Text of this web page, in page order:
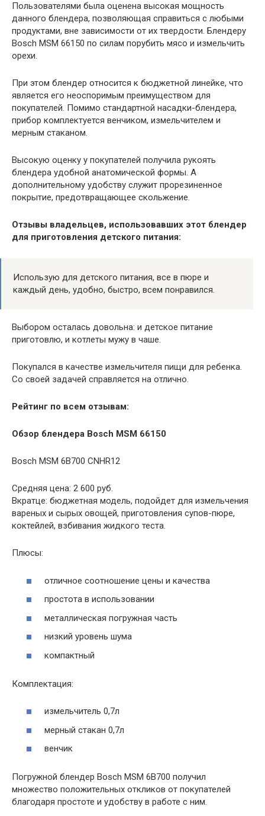
Пользователями была оценена высокая мощность
данного блендера, позволяющая справиться с любыми
продуктами, вне зависимости от их твердости. Блендеру
Bosch MSM 66150 по силам порубить мясо и измельчить
орехи.
При этом блендер относится к бюджетной линейке, что
является его неоспоримым преимуществом для
покупателей. Помимо стандартной насадки-блендера,
прибор комплектуется венчиком, измельчителем и
мерным стаканом.
Высокую оценку у покупателей получила рукоять
блендера удобной анатомической формы. А
дополнительному удобству служит прорезиненное
покрытие, предотвращающее скольжение.
Отзывы владельцев, использовавших этот блендер
для приготовления детского питания:
Использую для детского питания, все в пюре и
каждый день, удобно, быстро, всем понравился.
Выбором осталась довольна: и детское питание
приготовлю, и котлеты мужу в чаше.
Покупался в качестве измельчителя пищи для ребенка.
Со своей задачей справляется на отлично.
Рейтинг по всем отзывам:
Обзор блендера Bosch MSM 66150
Bosch MSM 6B700 CNHR12
Средняя цена: 2 600 руб.
Вкратце: бюджетная модель, подойдет для измельчения
вареных и сырых овощей, приготовления супов-пюре,
коктейлей, взбивания жидкого теста.
Плюсы:
отличное соотношение цены и качества
простота в использовании
металлическая погружная часть
низкий уровень шума
компактный
Комплектация:
измельчитель 0,7л
мерный стакан 0,7л
венчик
Погружной блендер Bosch MSM 6B700 получил
множество положительных откликов от покупателей
благодаря простоте и удобству в работе с ним.